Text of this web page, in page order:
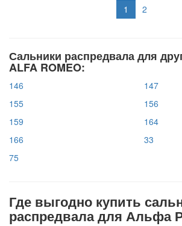
1 2
Сальники распредвала для
ALFA ROMEO:
146
147
155
156
159
164
166
33
75
Где выгодно купить
распредвала для Альфа